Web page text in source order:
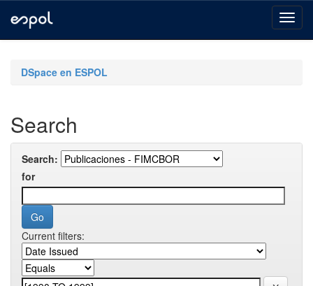
navigationDSpace en ESPOL
Search
Search:
for
Current filters: